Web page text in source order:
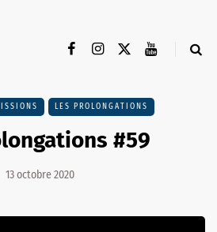
LES PROLONGATIONS
#59
13 octobre 2020